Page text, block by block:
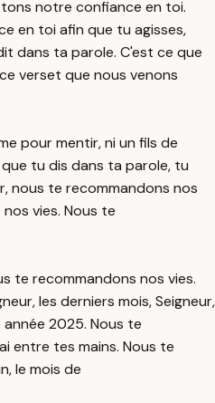
notre confiance en toi.
en toi afin que tu agisses,
dans ta parole. C'est ce que
verset que nous venons
pour mentir, ni un fils de
tu dis dans ta parole, tu
nous te recommandons nos
vies. Nous te
te recommandons nos vies.
les derniers mois, Seigneur,
2025. Nous te
entre tes mains. Nous te
le mois de